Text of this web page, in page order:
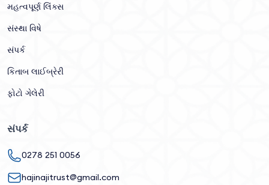
મહત્વપૂર્ણ લિંક્સ
સંસ્થા વિષે
સંપર્ક
કિતાબ લાઈબ્રેરી
ફોટો ગેલેરી
સંપર્ક
0278 251 0056
hajinajitrust@gmail.com